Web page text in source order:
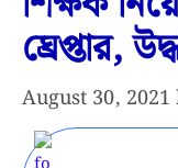
ঘ্রেপ্তার,
August 30, 2021